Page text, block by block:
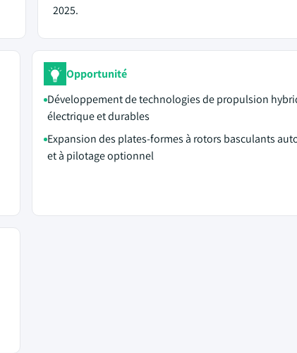
2025.
Opportunité
Développement de technologies de propulsion
électrique et durables
Expansion des plates-formes à rotors basculants
et à pilotage optionnel